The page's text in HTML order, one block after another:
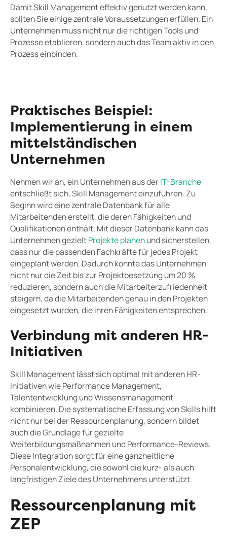
Damit Skill Management effektiv genutzt werden kann,
sollten Sie einige zentrale Voraussetzungen erfüllen. Ein
Unternehmen muss nicht nur die richtigen Tools und
Prozesse etablieren, sondern auch das Team aktiv in den
Prozess einbinden.
Praktisches Beispiel:
Implementierung in einem
mittelständischen
Unternehmen
Nehmen wir an, ein Unternehmen aus derIT-Branche
entschließt sich, Skill Management einzuführen. Zu
Beginn wird eine zentrale Datenbank für alle
Mitarbeitenden erstellt, die deren Fähigkeiten und
Qualifikationen enthält. Mit dieser Datenbank kann das
Unternehmen gezieltProjekte planenund sicherstellen,
dass nur die passenden Fachkräfte für jedes Projekt
eingeplant werden. Dadurch konnte das Unternehmen
nicht nur die Zeit bis zur Projektbesetzung um 20 %
reduzieren, sondern auch die Mitarbeiterzufriedenheit
steigern, da die Mitarbeitenden genau in den Projekten
eingesetzt wurden, die ihren Fähigkeiten entsprechen.
Verbindung mit anderen HR-
Initiativen
Skill Management lässt sich optimal mit anderen HR-
Initiativen wie Performance Management,
Talententwicklung und Wissensmanagement
kombinieren. Die systematische Erfassung von Skills hilft
nicht nur bei der Ressourcenplanung, sondern bildet
auch die Grundlage für gezielte
Weiterbildungsmaßnahmen und Performance-Reviews.
Diese Integration sorgt für eine ganzheitliche
Personalentwicklung, die sowohl die kurz- als auch
langfristigen Ziele des Unternehmens unterstützt.
Ressourcenplanung mit
ZEP